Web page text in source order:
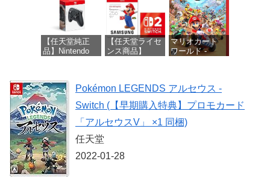
ームコード】
ロブロックス |
オンラインコー
ド版
価格：¥1,300
ZCT2J01)
価格：¥10,737
【任天堂純正
品】Nintendo
価格：¥9,980
【任天堂ライセ
ンス商品】
256GB for
Nintendo Switch
2(サムスン マイ
クロSDエクス
プレスカード
限定特典】
マリオカート
ワールド -
Pokémon LEGENDS アルセウス -
Switch (【早期購入特典】プロモカード
「アルセウスV」 ×1 同梱)
任天堂
2022-01-28